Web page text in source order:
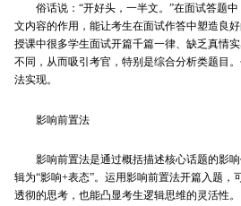
俗话说：“开好头，一半文。”在面试答题中
文内容的作用，能让考生在面试作答中塑造良
授课中很多学生面试开篇千篇一律、缺乏真情
不同，从而吸引考官，特别是综合分析类题目
法实现。
影响前置法
影响前置法是通过概括描述核心话题的影响
辑为“影响+表态”。运用影响前置法开篇入题，
透彻的思考，也能凸显考生逻辑思维的灵活性。